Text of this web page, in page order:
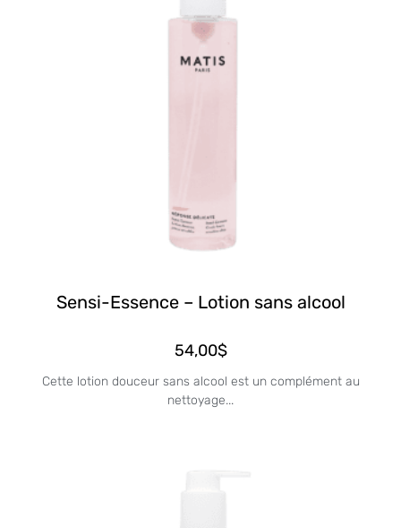
Sensi-Essence – Lotion sans alcool
54,00$
Cette lotion douceur sans alcool est un complément au
nettoyage...